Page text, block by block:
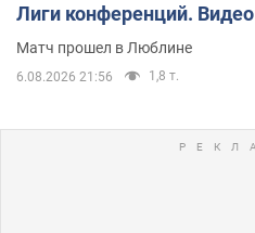
Лиги конференций. Видео
Матч прошел в Люблине
6.08.2026 21:56 1,8 т.